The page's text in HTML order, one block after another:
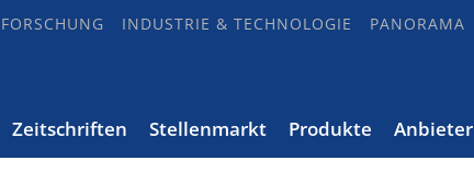
FORSCHUNG INDUSTRIE & TECHNOLOGIE PANORAMA
Zeitschriften Stellenmarkt Produkte Anbieter